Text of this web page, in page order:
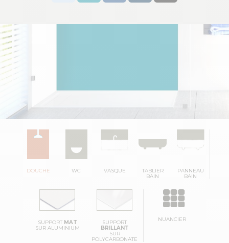
DOUCHE WC VASQUE
TABLIER
BAIN
PANNEAU
BAIN
SUPPORT MAT
SUR ALUMINIUM
SUPPORT
BRILLANT
SUR
POLYCARBONATE
NUANCIER